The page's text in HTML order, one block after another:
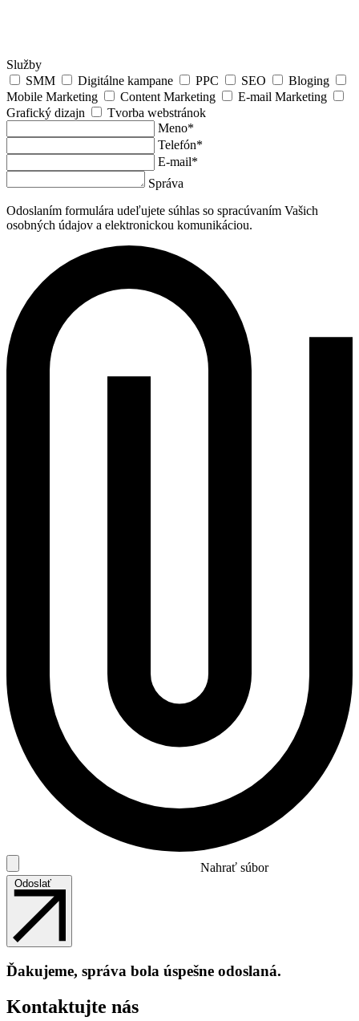
Služby
SMM
Digitálne kampane PPC SEO
Bloging
Mobile Marketing
Content Marketing
E-mail Marketing
Grafický dizajn
Tvorba webstránok
Meno*
Telefón*
E-mail*
Správa
Odoslaním formulára udeľujete súhlas so spracúvaním Vašich
osobných údajov a elektronickou komunikáciou.
Nahrať súbor
Odoslať
Ďakujeme, správa bola úspešne odoslaná.
Kontaktujte nás